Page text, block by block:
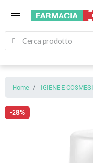
menu
Home IGIENE E COSMESI
-28%